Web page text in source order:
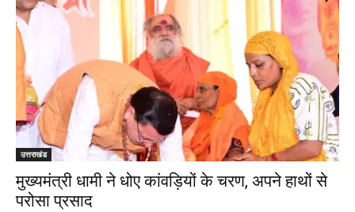
उत्तराखंड
मुख्यमंत्री धामी ने धोए कांवड़ियों के चरण, अपने हाथों से
परोसा प्रसाद